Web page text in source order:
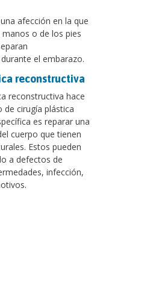
afección en la que
o de los pies
el embarazo.
reconstructiva
reconstructiva hace
de cirugía plástica
es reparar una
cuerpo que tienen
Estos pueden
a defectos de
infección,